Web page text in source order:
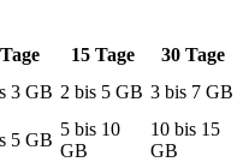
Tage 15 Tage 30 Tage
3 GB 2 bis 5 GB 3 bis 7 GB
5 GB
5 bis 10
GB
10 bis 15
GB